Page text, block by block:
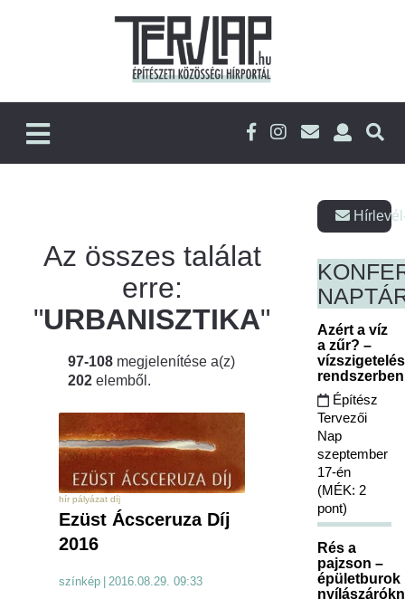
Az összes találat
erre:
"URBANISZTIKA"
97-108 megjelenítése a(z)
202 elemből.
hír pályázat díj
Ezüst Ácsceruza Díj
2016
színkép 2016.08.29. 09:33
Azért a víz
a zűr? –
Építész
Tervezői
Nap
szeptember
17-én
(MÉK: 2
pont)
Rés a
pajzson –
épületburok